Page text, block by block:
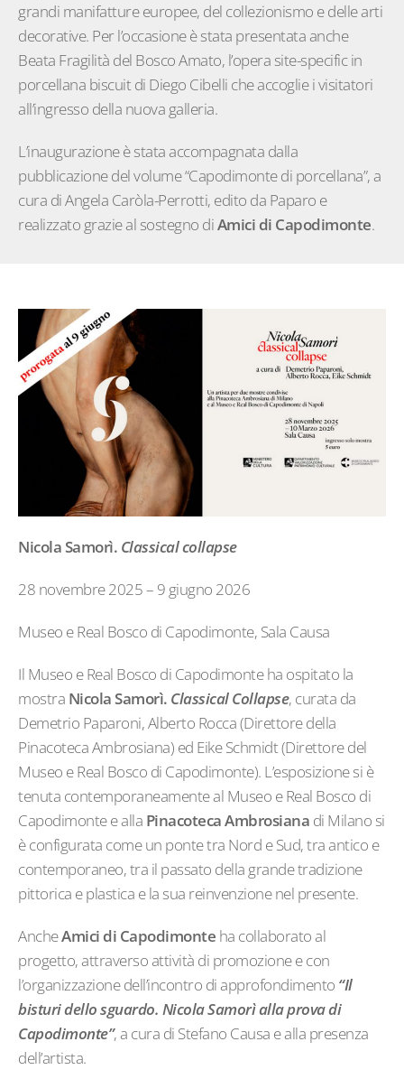
grandi manifatture europee, del collezionismo e delle arti
decorative. Per l’occasione è stata presentata anche
Beata Fragilità del Bosco Amato, l’opera site-specific in
porcellana biscuit di Diego Cibelli che accoglie i visitatori
all’ingresso della nuova galleria.
L’inaugurazione è stata accompagnata dalla
pubblicazione del volume “Capodimonte di porcellana”, a
cura di Angela Caròla-Perrotti, edito da Paparo e
realizzato grazie al sostegno diAmici di Capodimonte.
Nicola Samorì. Classical collapse
28 novembre 2025 – 9 giugno 2026
Museo e Real Bosco di Capodimonte, Sala Causa
Il Museo e Real Bosco di Capodimonte ha ospitato la
mostra Nicola Samorì. Classical Collapse, curata da
Demetrio Paparoni, Alberto Rocca (Direttore della
Pinacoteca Ambrosiana) ed Eike Schmidt (Direttore del
Museo e Real Bosco di Capodimonte). L’esposizione si è
tenuta contemporaneamente al Museo e Real Bosco di
Capodimonte e alla Pinacoteca Ambrosiana di Milano si
è configurata come un ponte tra Nord e Sud, tra antico e
contemporaneo, tra il passato della grande tradizione
pittorica e plastica e la sua reinvenzione nel presente.
AncheAmici di Capodimonte ha collaborato al
progetto, attraverso attività di promozione e con
l’organizzazione dell’incontro di approfondimento “Il
bisturi dello sguardo. Nicola Samorì alla prova di
Capodimonte”, a cura di Stefano Causa e alla presenza
dell’artista.